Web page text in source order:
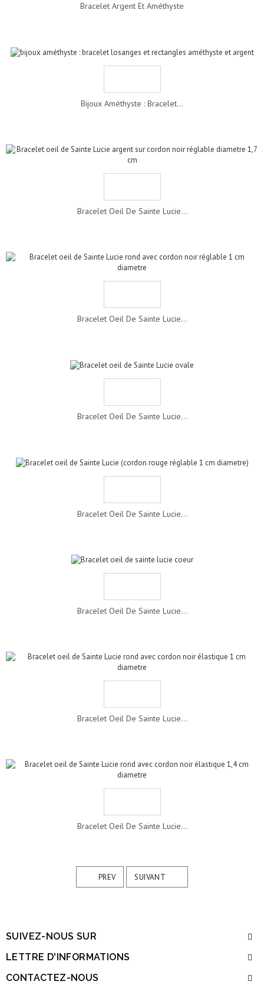
Bracelet Argent Et Améthyste
Bijoux Améthyste : Bracelet...
Bracelet Oeil De Sainte Lucie...
Bracelet Oeil De Sainte Lucie...
Bracelet Oeil De Sainte Lucie...
Bracelet Oeil De Sainte Lucie...
Bracelet Oeil De Sainte Lucie...
Bracelet Oeil De Sainte Lucie...
Bracelet Oeil De Sainte Lucie...
PREV SUIVANT
SUIVEZ-NOUS SUR
LETTRE D'INFORMATIONS
CONTACTEZ-NOUS